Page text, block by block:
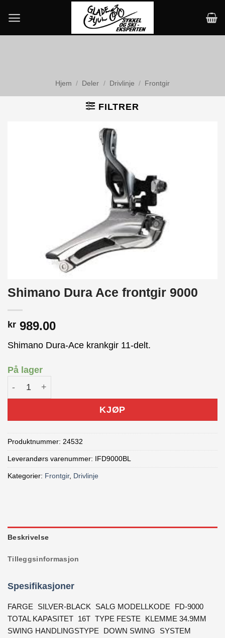
content
Hjem / Deler / Drivlinje / Frontgir
FILTRER
Shimano Dura Ace frontgir 9000
kr 989.00
Shimano Dura-Ace krankgir 11-delt.
På lager
Shimano Dura Ace frontgir 9000 antall
KJØP
Produktnummer: 24532
Leverandørs varenummer: IFD9000BL
Kategorier: Frontgir, Drivlinje
Beskrivelse
Tilleggsinformasjon
Spesifikasjoner
FARGE SILVER-BLACK SALG MODELLKODE
FD-9000
TOTAL KAPASITET 16T TYPE FESTE
KLEMME 34.9MM
SWING HANDLINGSTYPE
DOWN SWING
SYSTEM